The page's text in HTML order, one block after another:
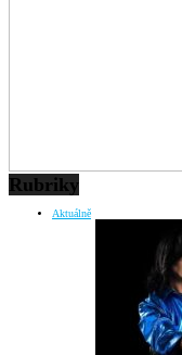
Rubriky
Aktuálně